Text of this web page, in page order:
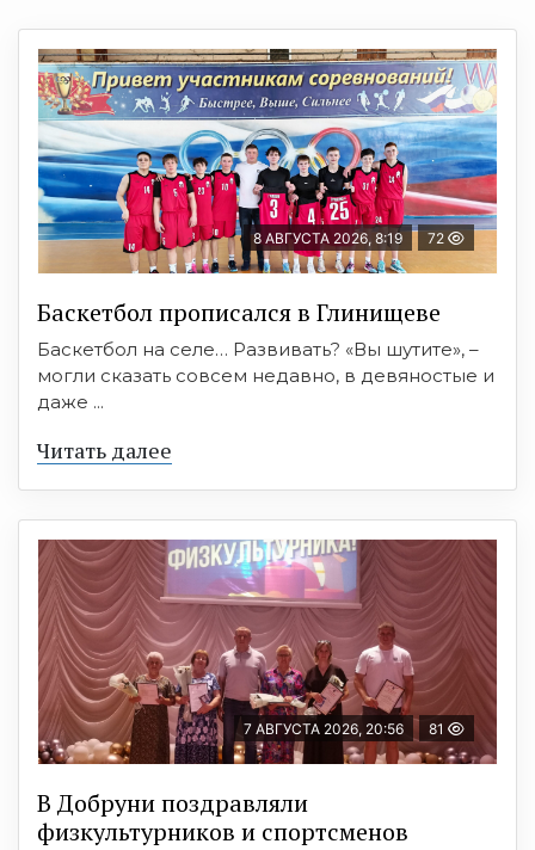
8 АВГУСТА 2026, 8:19 72
Баскетбол прописался в Глинищеве
Баскетбол на селе… Развивать? «Вы шутите», –
могли сказать совсем недавно, в девяностые и
даже ...
Читать далее
7 АВГУСТА 2026, 20:56 81
В Добруни поздравляли
физкультурников и спортсменов